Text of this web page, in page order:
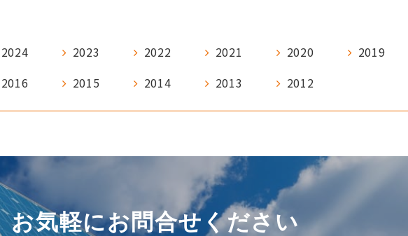
2024 2023 2022 2021 2020
2019
2016 2015 2014 2013 2012
お気軽にお問合せください